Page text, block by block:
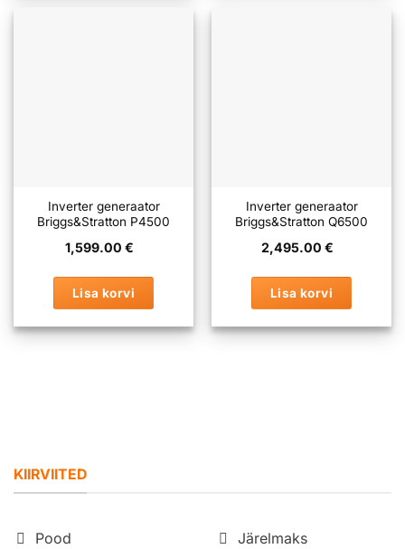
Inverter generaator
Briggs&Stratton P4500
1,599.00 €
Lisa korvi
Inverter generaator
Briggs&Stratton Q6500
2,495.00 €
Lisa korvi
KIIRVIITED
Pood Järelmaks